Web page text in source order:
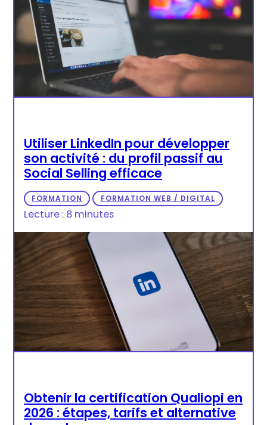
Utiliser LinkedIn pour développer
son activité : du profil passif au
Social Selling efficace
FORMATION FORMATION WEB / DIGITAL
Lecture : 8 minutes
Obtenir la certification Qualiopi en
2026 : étapes, tarifs et alternative